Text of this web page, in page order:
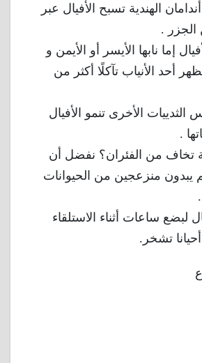
الهندية تسبح الأفيال عبر
الجزر .
إما نابها الأيسر أو الأيمن و
أحد الأنياب تآكلًا أكثر من
الأخرى تنمو الأفيال
.
تخاف من الفئران؟ نفضل أن
يبدون منزعجين من الحيوانات
لبضع ساعات أثناء الاستلقاء
تشخر.